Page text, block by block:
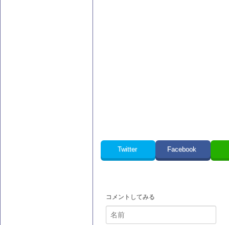
Twitter Facebook
コメントしてみる